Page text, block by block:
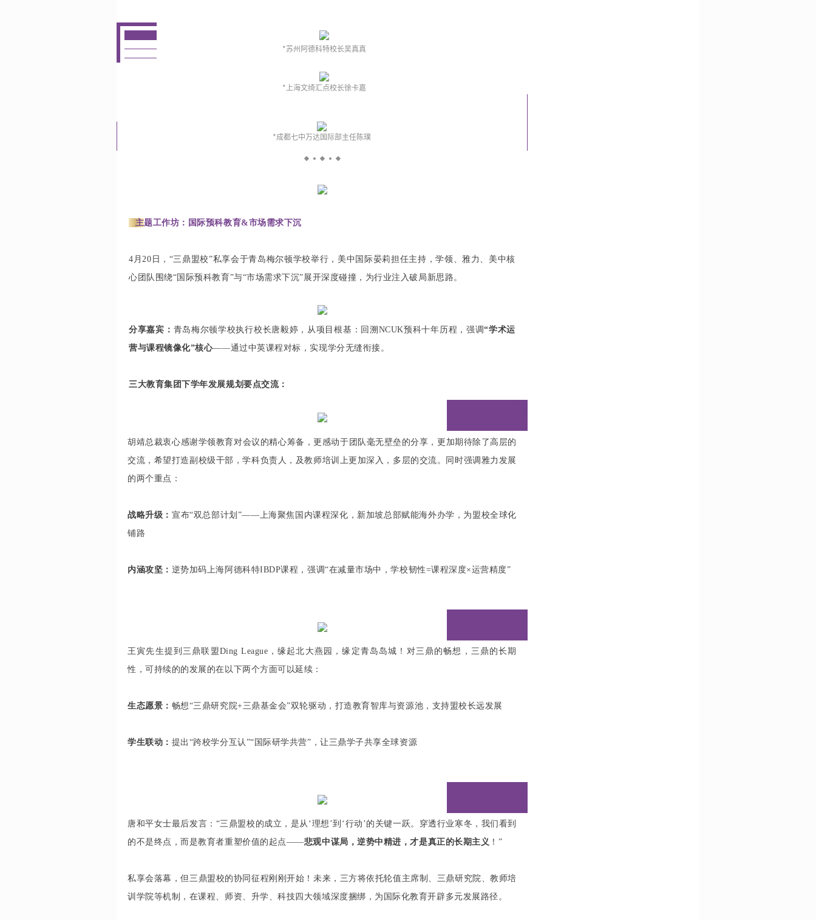
*苏州阿德科特校长吴真真
*上海文绮汇点校长徐卡嘉
*成都七中万达国际部主任陈璞
主题工作坊：国际预科教育&市场需求下沉
4月20日，“三鼎盟校”私享会于青岛梅尔顿学校举行，美中国际晏莉担任主持，学领、雅力、美中核
心团队围绕“国际预科教育”与“市场需求下沉”展开深度碰撞，为行业注入破局新思路。
分享嘉宾： 青岛梅尔顿学校执行校长唐毅婷，从项目根基：回溯NCUK预科十年历程，强调“学术运
营与课程镜像化”核心——通过中英课程对标，实现学分无缝衔接。
三大教育集团下学年发展规划要点交流：
胡靖总裁衷心感谢学领教育对会议的精心筹备 ，更感动于团队毫无壁垒的分享，更加期待除了高层的
交流，希望打造副校级干部，学科负责人，及教师培训上更加深入，多层的交流。同时强调雅力发展
的两个重点：
战略升级：宣布“双总部计划”——上海聚焦国内课程深化，新加坡总部赋能海外办学，为盟校全球化
铺路
内涵攻坚： 逆势加码上海阿德科特IBDP课程，强调“在减量市场中，学校韧性=课程深度×运营精度”
王寅先生提到三鼎联盟Ding League，缘起北大燕园，缘定青岛岛城！对三鼎的畅想，三鼎的长期
性，可持续的的发展的在以下两个方面可以延续：
生态愿景： 畅想“三鼎研究院+三鼎基金会”双轮驱动，打造教育智库与资源池，支持盟校长远发展
学生联动： 提出“跨校学分互认”“国际研学共营”，让三鼎学子共享全球资源
唐和平女士最后发言：“三鼎盟校的成立，是从‘理想’到‘行动’的关键一跃。穿透行业寒冬，我们看到
的不是终点，而是教育者重塑价值的起点——悲观中谋局，逆势中精进，才是真正的长期主义 ！”
私享会落幕，但三鼎盟校的协同征程刚刚开始！未来，三方将依托轮值主席制、三鼎研究院、教师培
训学院等机制，在课程、师资、升学、科技四大领域深度捆绑，为国际化教育开辟多元发展路径。